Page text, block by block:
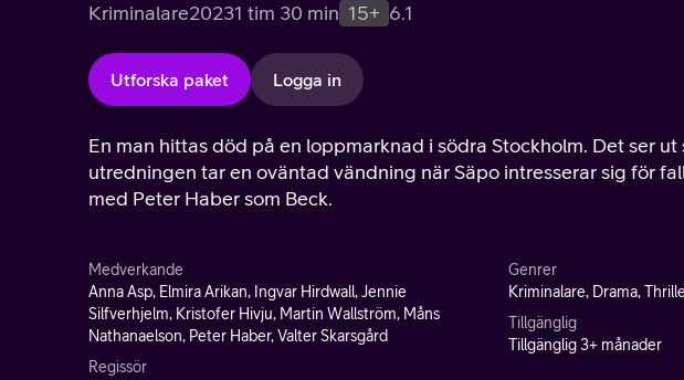
Kriminalare20231 tim 30 min 15+ 6.1
Utforska paket Logga in
En man hittas död på en loppmarknad i södra Stockholm. Det ser
utredningen tar en oväntad vändning när Säpo intresserar sig för
med Peter Haber som Beck.
Medverkande
Anna Asp, Elmira Arikan, Ingvar Hirdwall, Jennie
Silfverhjelm, Kristofer Hivju, Martin Wallström, Måns
Nathanaelson, Peter Haber, Valter Skarsgård
Regissör
Genrer
Kriminalare, Drama,
Tillgänglig
Tillgänglig 3+ månader